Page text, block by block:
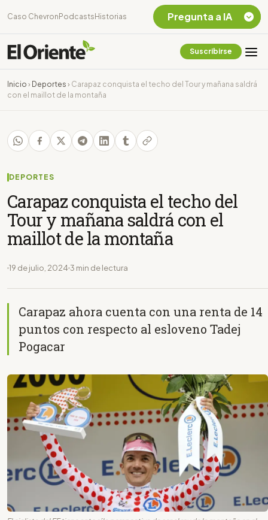
Caso Chevron Podcasts Historias
Suscribirse
Inicio › Deportes › Carapaz conquista el techo del Tour y mañana saldrá
con el maillot de la montaña
DEPORTES
Carapaz conquista el techo del
Tour y mañana saldrá con el
maillot de la montaña
19 de julio, 2024 3 min de lectura
Carapaz ahora cuenta con una renta de 14
puntos con respecto al esloveno Tadej
Pogacar
Pregunta a IA
Chevron Ecuador